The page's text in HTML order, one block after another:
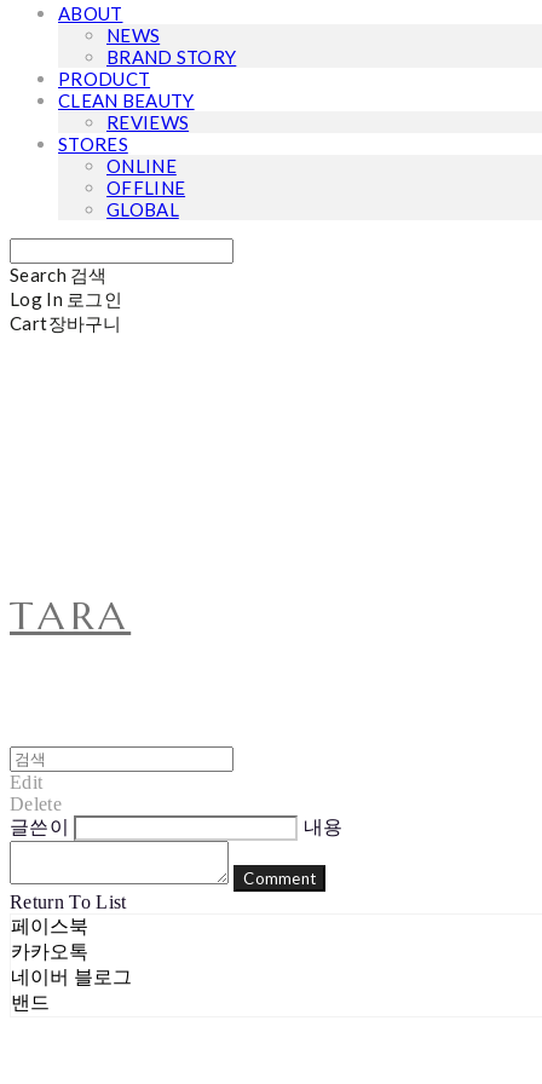
ABOUT
NEWS
BRAND STORY
PRODUCT
CLEAN BEAUTY
REVIEWS
STORES
ONLINE
OFFLINE
GLOBAL
Search 검색
Log In 로그인
Cart장바구니
TARA
Edit
Delete
글쓴이
내용
Comment
Return To List
페이스북
카카오톡
네이버 블로그
밴드